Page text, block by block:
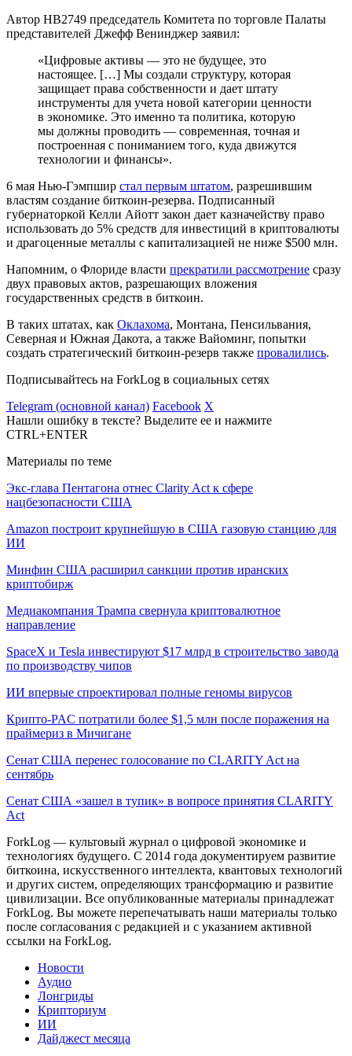
Автор HB2749 председатель Комитета по торговле Палаты
представителей Джефф Венинджер заявил:
«Цифровые активы — это не будущее, это
настоящее. […] Мы создали структуру, которая
защищает права собственности и дает штату
инструменты для учета новой категории ценности
в экономике. Это именно та политика, которую
мы должны проводить — современная, точная и
построенная с пониманием того, куда движутся
технологии и финансы».
6 мая Нью-Гэмпшир стал первым штатом, разрешившим
властям создание биткоин-резерва. Подписанный
губернаторкой Келли Айотт закон дает казначейству право
использовать до 5% средств для инвестиций в криптовалюты
и драгоценные металлы с капитализацией не ниже $500 млн.
Напомним, о Флориде власти прекратили рассмотрение сразу
двух правовых актов, разрешающих вложения
государственных средств в биткоин.
В таких штатах, как Оклахома, Монтана, Пенсильвания,
Северная и Южная Дакота, а также Вайоминг, попытки
создать стратегический биткоин-резерв также провалились.
Подписывайтесь на ForkLog в социальных сетях
Telegram (основной канал) Facebook X
Нашли ошибку в тексте? Выделите ее и нажмите
CTRL+ENTER
Материалы по теме
Экс-глава Пентагона отнес Clarity Act к сфере
нацбезопасности США
Amazon построит крупнейшую в США газовую станцию для
ИИ
Минфин США расширил санкции против иранских
криптобирж
Медиакомпания Трампа свернула криптовалютное
направление
SpaceX и Tesla инвестируют $17 млрд в строительство завода
по производству чипов
ИИ впервые спроектировал полные геномы вирусов
Крипто-PAC потратили более $1,5 млн после поражения на
праймериз в Мичигане
Сенат США перенес голосование по CLARITY Act на
сентябрь
Сенат США «зашел в тупик» в вопросе принятия CLARITY
Act
ForkLog — культовый журнал о цифровой экономике и
технологиях будущего. С 2014 года документируем развитие
биткоина, искусственного интеллекта, квантовых технологий
и других систем, определяющих трансформацию и развитие
цивилизации. Все опубликованные материалы принадлежат
ForkLog. Вы можете перепечатывать наши материалы только
после согласования с редакцией и с указанием активной
ссылки на ForkLog.
Новости
Аудио
Лонгриды
Крипториум
ИИ
Дайджест месяца